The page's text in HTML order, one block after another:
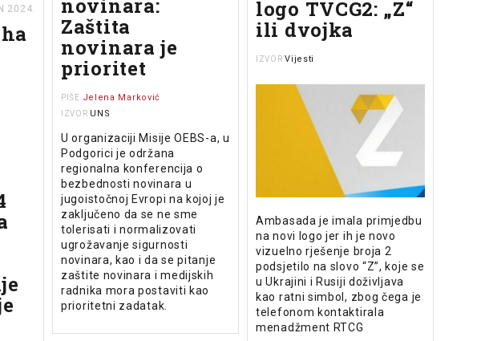
novinara:
Zaštita
novinara je
prioritet
PIŠE Jelena Marković
IZVOR UNS
U organizaciji Misije OEBS-a, u
Podgorici je održana
regionalna konferencija o
bezbednosti novinara u
jugoistočnoj Evropi na kojoj je
zaključeno da se ne sme
tolerisati i normalizovati
ugrožavanje sigurnosti
novinara, kao i da se pitanje
zaštite novinara i medijskih
radnika mora postaviti kao
prioritetni zadatak.
logo TVCG2: „Z“
ili dvojka
IZVOR Vijesti
Ambasada je imala primjedbu
na novi logo jer ih je novo
vizuelno rješenje broja 2
podsjetilo na slovo “Z”, koje se
u Ukrajini i Rusiji doživljava
kao ratni simbol, zbog čega je
telefonom kontaktirala
menadžment RTCG
2024.